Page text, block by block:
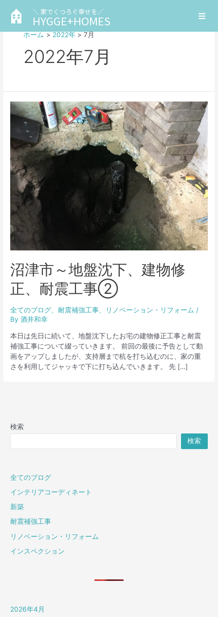
＼ 家でくつろぐ幸せを／
HYGGE+HOMES
ホーム 2022年 7月
2022年7月
沼津市～地盤沈下、建物修
正、耐震工事➁
全てのブログ 、耐震補強工事 リノベーション・リフォーム /
By酒井和幸
本日は先日に続いて、地盤沈下したお宅の建物修正工事と耐震
補強工事について綴っていきます。 前回の最後に予告として動
画をアップしましたが、支持層まで杭を打ち込むのに、家の重
さを利用してジャッキで下に打ち込んでいきます。 先 […]
検索
検索
全てのブログ
インテリアコーディネート
新築
耐震補強工事
リノベーション・リフォーム
インスペクション
2026年4月